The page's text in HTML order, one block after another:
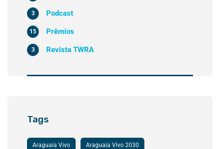
Podcast
3
Prêmios
15
Revista TWRA
3
Tags
Araguaia Vivo Araguaia Vivo 2030